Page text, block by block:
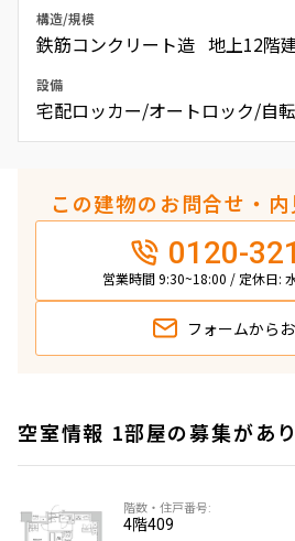
構造/規模
鉄筋コンクリート造 地上12階
設備
宅配ロッカー/オートロック/自
この建物のお問合せ・
0120-
営業時間 9:30~18:00 / 定休日:
フォームから
空室情報 1部屋の募集があ
4階409